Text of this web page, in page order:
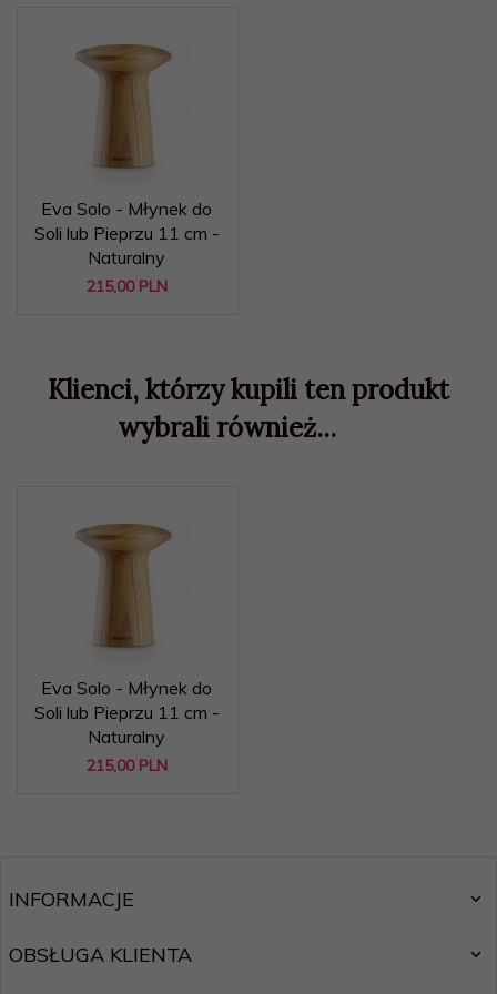
Eva Solo - Młynek do
Soli lub Pieprzu 11 cm -
Naturalny
215,00 PLN
Klienci, którzy kupili ten produkt
wybrali również...
Eva Solo - Młynek do
Soli lub Pieprzu 11 cm -
Naturalny
215,00 PLN
INFORMACJE
OBSŁUGA KLIENTA